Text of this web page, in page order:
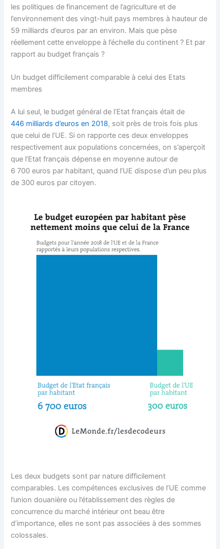
les politiques de financement de l’agriculture et de
l’environnement des vingt-huit pays membres à hauteur de
59 milliards d’euros par an environ. Mais que pèse
réellement cette enveloppe à l’échelle du continent ? Et par
rapport au budget français ?
Un budget difficilement comparable à celui des Etats
membres
A lui seul, le budget général de l’Etat français était de
446 milliards d’euros en 2018, soit près de trois fois plus
que celui de l’UE. Si on rapporte ces deux enveloppes
respectivement aux populations concernées, on s’aperçoit
que l’Etat français dépense en moyenne autour de
6 700 euros par habitant, quand l’UE dispose d’un peu plus
de 300 euros par citoyen.
Les deux budgets sont par nature difficilement
comparables. Les compétences exclusives de l’UE comme
l’union douanière ou l’établissement des règles de
concurrence du marché intérieur ont beau être
d’importance, elles ne sont pas associées à des sommes
colossales.